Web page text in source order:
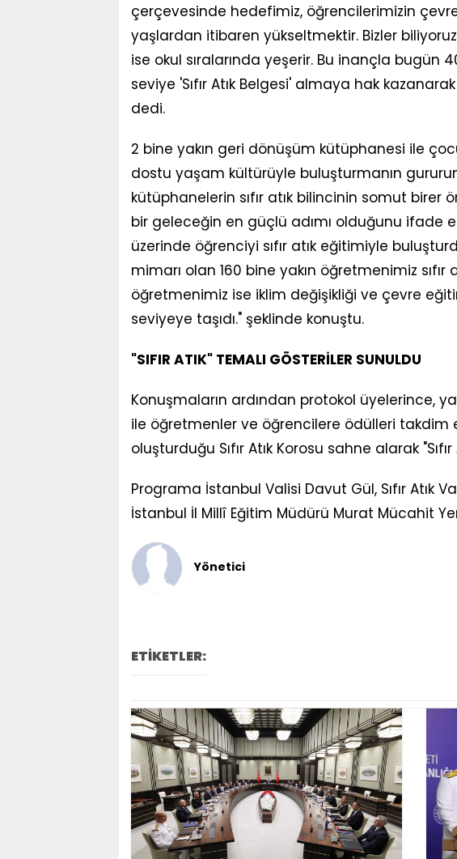
çerçevesinde hedefimiz, öğrencilerimizin
yaşlardan itibaren yükseltmektir. Bizler
ise okul sıralarında yeşerir. Bu inançla bugün
seviye 'Sıfır Atık Belgesi' almaya hak
dedi.
2 bine yakın geri dönüşüm kütüphanesi ile
dostu yaşam kültürüyle buluşturmanın
kütüphanelerin sıfır atık bilincinin somut birer
bir geleceğin en güçlü adımı olduğunu ifade
üzerinde öğrenciyi sıfır atık eğitimiyle
mimarı olan 160 bine yakın öğretmenimiz sıfır
öğretmenimiz ise iklim değişikliği ve çevre
seviyeye taşıdı." şeklinde konuştu.
"SIFIR ATIK" TEMALI GÖSTERİLER SUNULDU
Konuşmaların ardından protokol üyelerince,
ile öğretmenler ve öğrencilere ödülleri takdim
oluşturduğu Sıfır Atık Korosu sahne alarak "Sıfır
Programa İstanbul Valisi Davut Gül, Sıfır Atık
İstanbul İl Millî Eğitim Müdürü Murat Mücahit
Yönetici
ETİKETLER: